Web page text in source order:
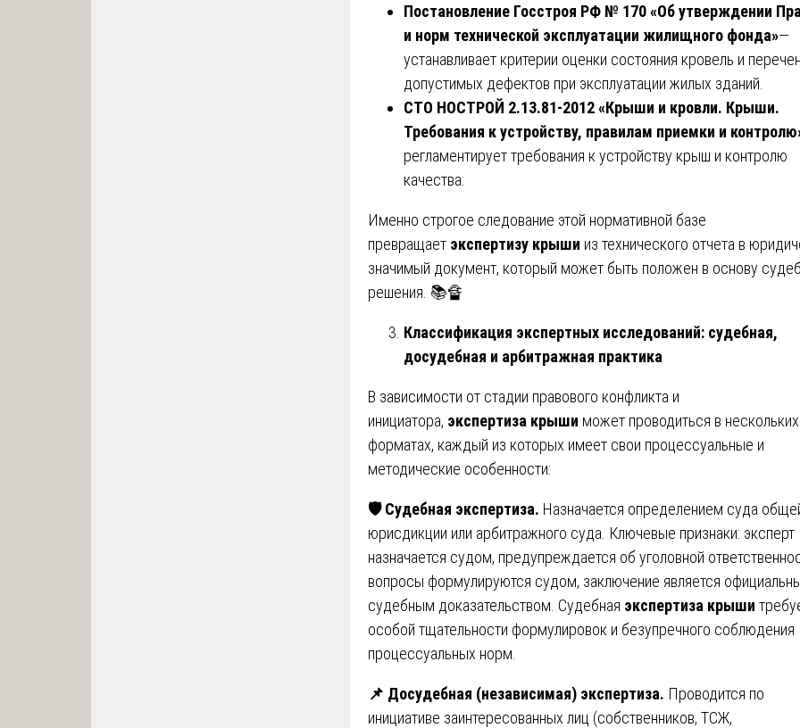
Постановление Госстроя РФ № 170 «Об утверждении
и норм технической эксплуатации жилищного фонда»—
устанавливает критерии оценки состояния кровель и
допустимых дефектов при эксплуатации жилых зданий.
СТО НОСТРОЙ 2.13.81-2012 «Крыши и кровли. Крыши.
Требования к устройству, правилам приемки и
регламентирует требования к устройству крыш и контролю
качества.
Именно строгое следование этой нормативной базе
превращает экспертизу крыши из технического отчета в
значимый документ, который может быть положен в основу
решения. 📚🔏
Классификация экспертных исследований: судебная,
досудебная и арбитражная практика
В зависимости от стадии правового конфликта и
инициатора, экспертиза крыши может проводиться в нескольких
форматах, каждый из которых имеет свои процессуальные и
методические особенности:
🛡️ Судебная экспертиза. Назначается определением суда
юрисдикции или арбитражного суда. Ключевые признаки: эксперт
назначается судом, предупреждается об уголовной
вопросы формулируются судом, заключение является
судебным доказательством. Судебная экспертиза крыши
особой тщательности формулировок и безупречного соблюдения
процессуальных норм.
📌 Досудебная (независимая) экспертиза. Проводится по
инициативе заинтересованных лиц (собственников, ТСЖ,